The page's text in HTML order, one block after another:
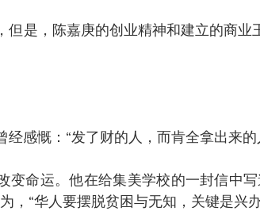
但是，陈嘉庚的创业精神和建立的商
经感慨：“发了财的人，而肯全拿出来
变命运。他在给集美学校的一封信中
，“华人要摆脱贫困与无知，关键是兴办